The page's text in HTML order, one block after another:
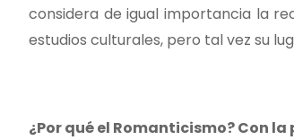
considera de igual importancia la
estudios culturales, pero tal vez su
¿Por qué el Romanticismo? Con